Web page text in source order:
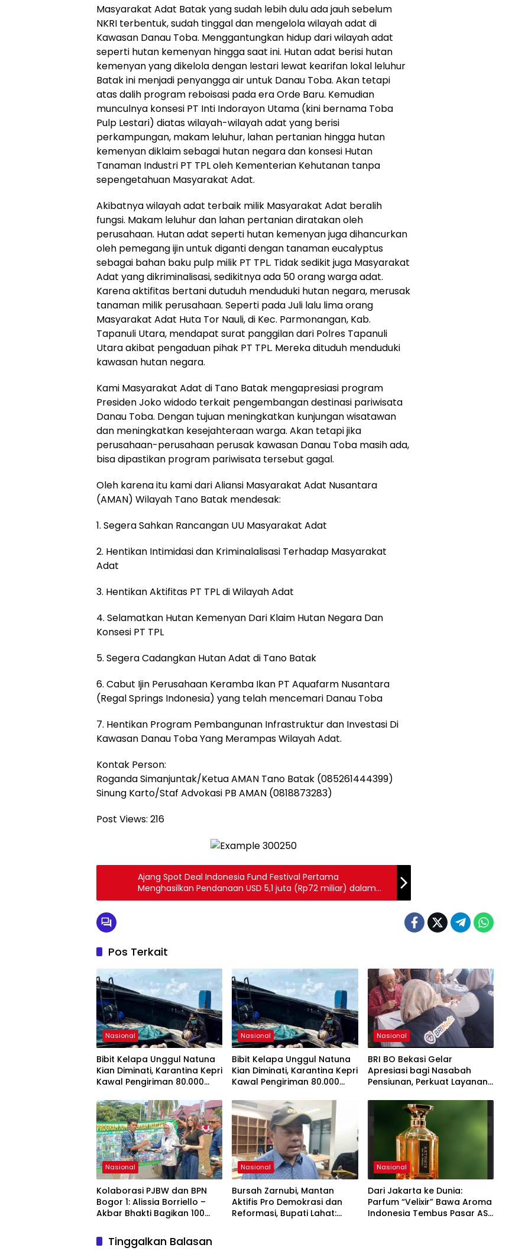
Masyarakat Adat Batak yang sudah lebih dulu ada jauh sebelum
NKRI terbentuk, sudah tinggal dan mengelola wilayah adat di
Kawasan Danau Toba. Menggantungkan hidup dari wilayah adat
seperti hutan kemenyan hingga saat ini. Hutan adat berisi hutan
kemenyan yang dikelola dengan lestari lewat kearifan lokal leluhur
Batak ini menjadi penyangga air untuk Danau Toba. Akan tetapi
atas dalih program reboisasi pada era Orde Baru. Kemudian
munculnya konsesi PT Inti Indorayon Utama (kini bernama Toba
Pulp Lestari) diatas wilayah-wilayah adat yang berisi
perkampungan, makam leluhur, lahan pertanian hingga hutan
kemenyan diklaim sebagai hutan negara dan konsesi Hutan
Tanaman Industri PT TPL oleh Kementerian Kehutanan tanpa
sepengetahuan Masyarakat Adat.
Akibatnya wilayah adat terbaik milik Masyarakat Adat beralih
fungsi. Makam leluhur dan lahan pertanian diratakan oleh
perusahaan. Hutan adat seperti hutan kemenyan juga dihancurkan
oleh pemegang ijin untuk diganti dengan tanaman eucalyptus
sebagai bahan baku pulp milik PT TPL. Tidak sedikit juga Masyarakat
Adat yang dikriminalisasi, sedikitnya ada 50 orang warga adat.
Karena aktifitas bertani dutuduh menduduki hutan negara, merusak
tanaman milik perusahaan. Seperti pada Juli lalu lima orang
Masyarakat Adat Huta Tor Nauli, di Kec. Parmonangan, Kab.
Tapanuli Utara, mendapat surat panggilan dari Polres Tapanuli
Utara akibat pengaduan pihak PT TPL. Mereka dituduh menduduki
kawasan hutan negara.
Kami Masyarakat Adat di Tano Batak mengapresiasi program
Presiden Joko widodo terkait pengembangan destinasi pariwisata
Danau Toba. Dengan tujuan meningkatkan kunjungan wisatawan
dan meningkatkan kesejahteraan warga. Akan tetapi jika
perusahaan-perusahaan perusak kawasan Danau Toba masih ada,
bisa dipastikan program pariwisata tersebut gagal.
Oleh karena itu kami dari Aliansi Masyarakat Adat Nusantara
(AMAN) Wilayah Tano Batak mendesak:
1. Segera Sahkan Rancangan UU Masyarakat Adat
2. Hentikan Intimidasi dan Kriminalalisasi Terhadap Masyarakat
Adat
3. Hentikan Aktifitas PT TPL di Wilayah Adat
4. Selamatkan Hutan Kemenyan Dari Klaim Hutan Negara Dan
Konsesi PT TPL
5. Segera Cadangkan Hutan Adat di Tano Batak
6. Cabut Ijin Perusahaan Keramba Ikan PT Aquafarm Nusantara
(Regal Springs Indonesia) yang telah mencemari Danau Toba
7. Hentikan Program Pembangunan Infrastruktur dan Investasi Di
Kawasan Danau Toba Yang Merampas Wilayah Adat.
Kontak Person:
Roganda Simanjuntak/Ketua AMAN Tano Batak (085261444399)
Sinung Karto/Staf Advokasi PB AMAN (0818873283)
Post Views: 216
Ajang Spot Deal Indonesia Fund Festival Pertama
Menghasilkan Pendanaan USD 5,1 juta (Rp72 miliar) dalam
Satu Hari
Pos Terkait
Nasional
Bibit Kelapa Unggul Natuna
Kian Diminati, Karantina Kepri
Kawal Pengiriman 80.000
Nasional
Bibit Kelapa Unggul Natuna
Kian Diminati, Karantina Kepri
Kawal Pengiriman 80.000
Nasional
BRI BO Bekasi Gelar
Apresiasi bagi Nasabah
Pensiunan, Perkuat Layanan
Nasional
Kolaborasi PJBW dan BPN
Bogor 1: Alissia Borriello –
Akbar Bhakti Bagikan 100
Cibinong
Nasional
Bursah Zarnubi, Mantan
Aktifis Pro Demokrasi dan
Reformasi, Bupati Lahat:
Nasional
Dari Jakarta ke Dunia:
Parfum “Velixir” Bawa Aroma
Indonesia Tembus Pasar AS,
Tinggalkan Balasan